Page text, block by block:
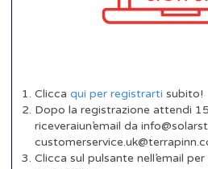
Cliccaqui per registrartisubito!
Dopo la registrazione attendi
riceveraiun’email da
Clicca sul pulsante nell’email